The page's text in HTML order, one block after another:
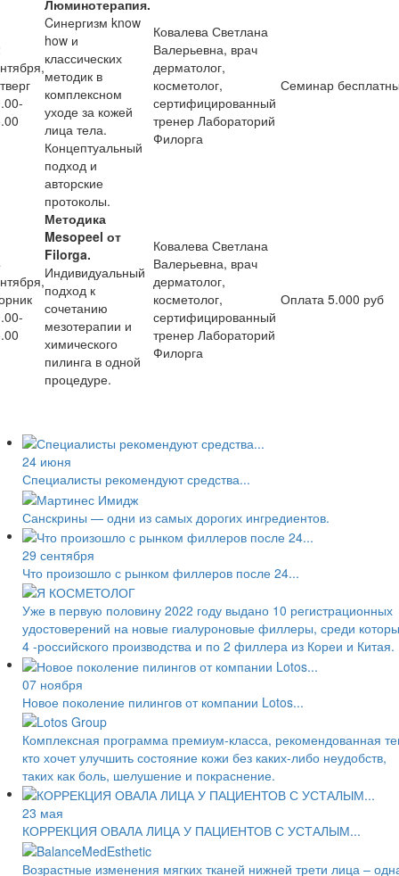
Люминотерапия.
Cинергизм know
how и
классических
методик в
комплексном
уходе за кожей
лица тела.
Концептуальный
подход и
авторские
протоколы.
Ковалева Светлана
Валерьевна, врач
дерматолог,
косметолог,
сертифицированный
тренер Лабораторий
Филорга
Семинар
Методика
Mesopeel от
Filorga.
Индивидуальный
подход к
сочетанию
мезотерапии и
химического
пилинга в одной
процедуре.
Ковалева Светлана
Валерьевна, врач
дерматолог,
косметолог,
сертифицированный
тренер Лабораторий
Филорга
Оплата 5.000 руб
24 июня
Специалисты рекомендуют средства...
Санскрины — одни из самых дорогих ингредиентов.
29 сентября
Что произошло с рынком филлеров после 24...
Уже в первую половину 2022 году выдано 10 регистрационных
удостоверений на новые гиалуроновые филлеры, среди
4 -российского производства и по 2 филлера из Кореи и Китая.
07 ноября
Новое поколение пилингов от компании Lotos...
Комплексная программа премиум-класса, рекомендованная
кто хочет улучшить состояние кожи без каких-либо неудобств,
таких как боль, шелушение и покраснение.
23 мая
КОРРЕКЦИЯ ОВАЛА ЛИЦА У ПАЦИЕНТОВ С УСТАЛЫМ...
Возрастные изменения мягких тканей нижней трети лица –